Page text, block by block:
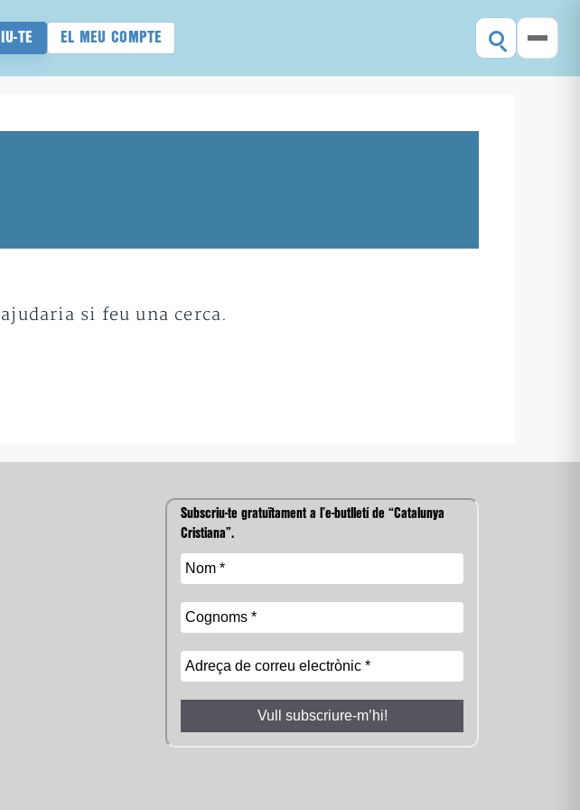
TE EL MEU COMPTE
si feu una cerca.
Subscriu-te gratuïtament a l’e-butlletí de “Catalunya
Cristiana”.